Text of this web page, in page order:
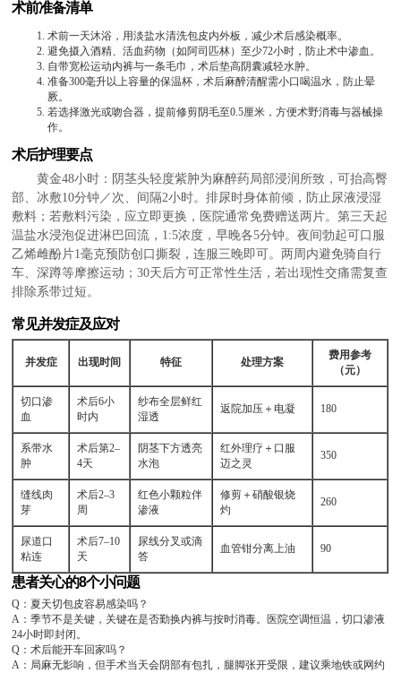
术前准备清单
术前一天沐浴，用淡盐水清洗包皮内外板，减少术后感染概率。
避免摄入酒精、活血药物（如阿司匹林）至少72小时，防止术中渗血。
自带宽松运动内裤与一条毛巾，术后垫高阴囊减轻水肿。
准备300毫升以上容量的保温杯，术后麻醉清醒需小口喝温水，防止晕
厥。
若选择激光或吻合器，提前修剪阴毛至0.5厘米，方便术野消毒与器械操
作。
术后护理要点
黄金48小时：阴茎头轻度紫肿为麻醉药局部浸润所致，可抬高臀
部、冰敷10分钟／次、间隔2小时。排尿时身体前倾，防止尿液浸湿
敷料；若敷料污染，应立即更换，医院通常免费赠送两片。第三天起
温盐水浸泡促进淋巴回流，1:5浓度，早晚各5分钟。夜间勃起可口服
乙烯雌酚片1毫克预防创口撕裂，连服三晚即可。两周内避免骑自行
车、深蹲等摩擦运动；30天后方可正常性生活，若出现性交痛需复查
排除系带过短。
常见并发症及应对
并发症 出现时间 特征 处理方案
费用参考
（元）
切口渗
血
术后6小
时内
纱布全层鲜红
湿透
返院加压＋电凝 180
系带水
肿
术后第2–
4天
阴茎下方透亮
水泡
红外理疗＋口服
迈之灵
350
缝线肉
芽
术后2–3
周
红色小颗粒伴
渗液
修剪＋硝酸银烧
灼
260
尿道口
粘连
术后7–10
天
尿线分叉或滴
答
血管钳分离上油 90
患者关心的8个小问题
Q：夏天切包皮容易感染吗？
A：季节不是关键，关键在是否勤换内裤与按时消毒。医院空调恒温，切口渗液
24小时即封闭。
Q：术后能开车回家吗？
A：局麻无影响，但手术当天会阴部有包扎，腿脚张开受限，建议乘地铁或网约